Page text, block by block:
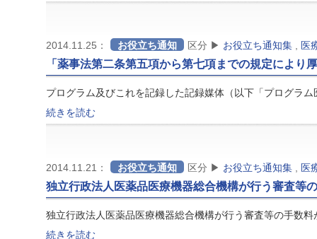
2014.11.25： お役立ち通知 区分 ▶ お役立ち通知集 医
「薬事法第二条第五項から第七項までの規定によ
プログラム及びこれを記録した記録媒体（以下「プログラ
続きを読む
2014.11.21： お役立ち通知 区分 ▶ お役立ち通知集 医
独立行政法人医薬品医療機器総合機構が行う審査等
独立行政法人医薬品医療機器総合機構が行う審査等の手数
続きを読む